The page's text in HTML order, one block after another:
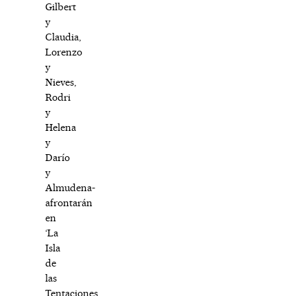
Gilbert
y
Claudia,
Lorenzo
y
Nieves,
Rodri
y
Helena
y
Darío
y
Almudena-
afrontarán
en
‘La
Isla
de
las
Tentaciones